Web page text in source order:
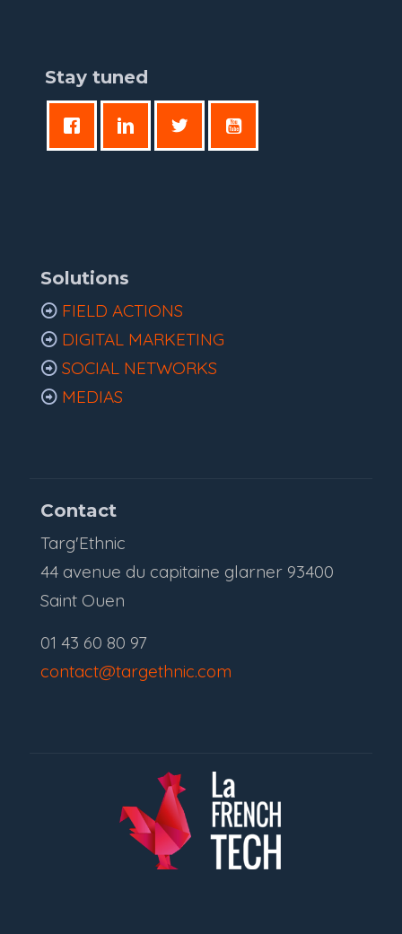
Stay tuned
Solutions
FIELD ACTIONS
DIGITAL MARKETING
SOCIAL NETWORKS
MEDIAS
Contact
Targ'Ethnic
44 avenue du capitaine glarner 93400
Saint Ouen
01 43 60 80 97
contact@targethnic.com